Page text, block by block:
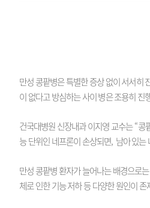
만성 콩팥병은 특별한 증상 없이 서서히
이 없다고 방심하는 사이 병은 조용히 진
건국대병원 신장내과 이지영 교수는“콩
능 단위인 네프론이 손상되면, 남아 있는
만성 콩팥병 환자가 늘어나는 배경으로
체로 인한 기능 저하 등 다양한 원인이 존